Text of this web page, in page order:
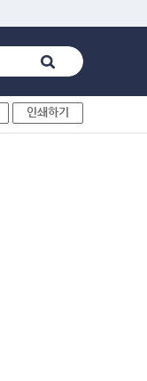
인쇄하기